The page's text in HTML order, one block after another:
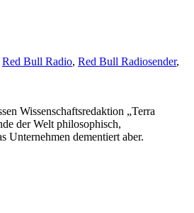
Red Bull Radio, Red Bull Radiosender,
Wissenschaftsredaktion „Terra
der Welt philosophisch,
Unternehmen dementiert aber.